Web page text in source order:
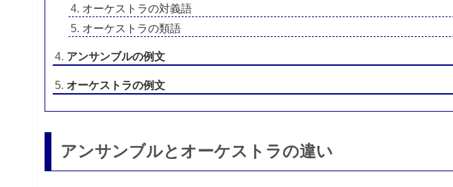
オーケストラの対義語
オーケストラの類語
アンサンブルの例文
オーケストラの例文
アンサンブルとオーケストラの違い